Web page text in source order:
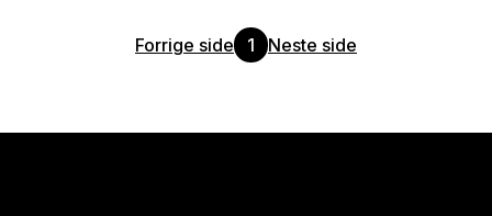
Forrige side 1 Neste side